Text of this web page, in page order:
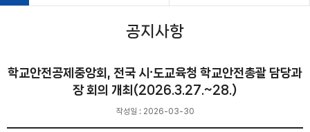
공지사항
학교안전공제중앙회, 전국 시⸱도교육청 학교안전총괄 담당과
장 회의 개최(2026.3.27.~28.)
작성일 : 2026-03-30